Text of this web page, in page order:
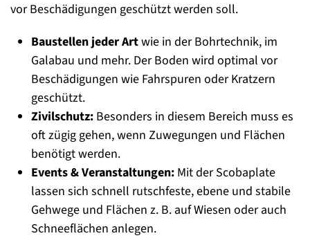
vor Beschädigungen geschützt werden soll.
Baustellen jeder Artwie in der Bohrtechnik, im
Galabau und mehr. Der Boden wird optimal vor
Beschädigungen wie Fahrspuren oder Kratzern
geschützt.
Zivilschutz: Besonders in diesem Bereich muss es
oft zügig gehen, wenn Zuwegungen und Flächen
benötigt werden.
Events & Veranstaltungen: Mit der Scobaplate
lassen sich schnell rutschfeste, ebene und stabile
Gehwege und Flächen z. B. auf Wiesen oder auch
Schneeflächen anlegen.